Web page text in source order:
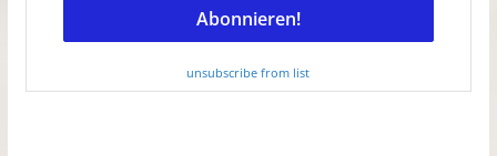
unsubscribe from list